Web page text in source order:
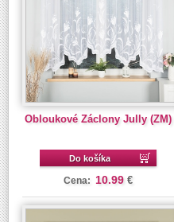
Obloukové Záclony Jully (ZM)
Do košíka
Cena: 10.99 €